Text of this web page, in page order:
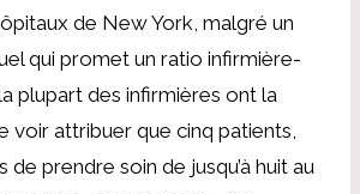
de New York, malgré un
qui promet un ratio infirmière-
plupart des infirmières ont la
voir attribuer que cinq patients,
prendre soin de jusqu’à huit au